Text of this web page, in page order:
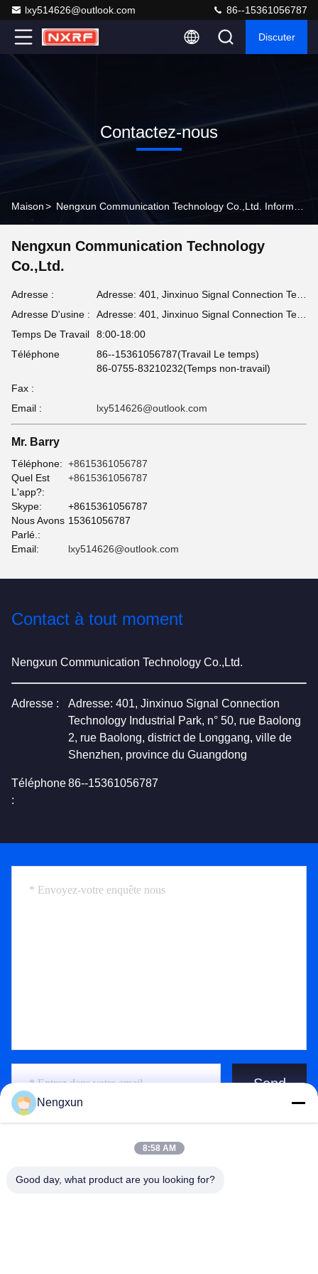
lxy514626@outlook.com 86--15361056787
Discuter
Contactez-nous
Maison>
Nengxun Communication Technology
Co.,Ltd.
Adresse :
Adresse D'usine :
Temps De Travail
8:00-18:00
Téléphone
86--15361056787(Travail Le temps)
86-0755-83210232(Temps non-travail)
Fax :
Email :
lxy514626@outlook.com
Mr. Barry
Téléphone: +8615361056787
Quel Est
L'app?:
+8615361056787
Skype:
+8615361056787
Nous Avons
Parlé.:
15361056787
Email: lxy514626@outlook.com
Contact à tout moment
Nengxun Communication Technology Co.,Ltd.
Adresse :
Adresse: 401, Jinxinuo Signal Connection
Technology Industrial Park, n° 50, rue Baolong
2, rue Baolong, district de Longgang, ville de
Shenzhen, province du Guangdong
Téléphone
:
86--15361056787
Send
Nengxun
8:58 AM
Good day, what product are you looking for?